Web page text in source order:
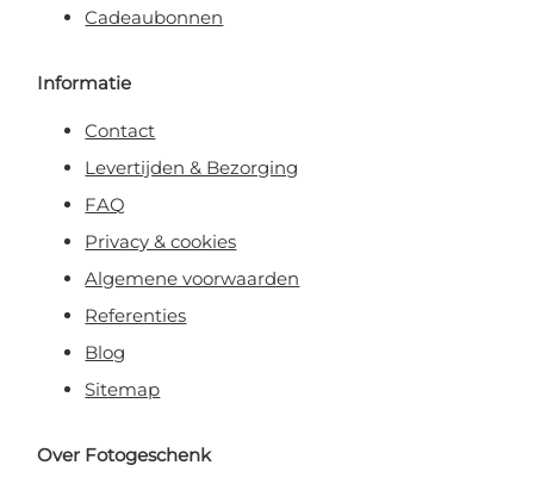
Cadeaubonnen
Informatie
Contact
Levertijden & Bezorging
FAQ
Privacy & cookies
Algemene voorwaarden
Referenties
Blog
Sitemap
Over Fotogeschenk